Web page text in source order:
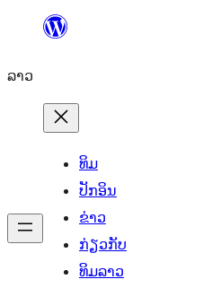
ທີ່
ເນື້ອຫາ
ລາວ
ທິມ
ປັກອິນ
ຂ່າວ
ກ່ຽວກັບ
ທິມລາວ